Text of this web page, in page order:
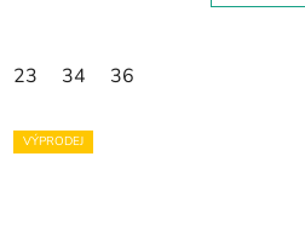
23 34 36
VÝPRODEJ